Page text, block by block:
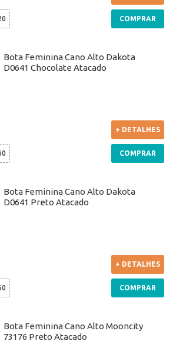
COMPRAR
Bota Feminina Cano Alto Dakota
D0641 Chocolate Atacado
+ DETALHES
COMPRAR
Bota Feminina Cano Alto Dakota
D0641 Preto Atacado
+ DETALHES
COMPRAR
Bota Feminina Cano Alto Mooncity
73176 Preto Atacado